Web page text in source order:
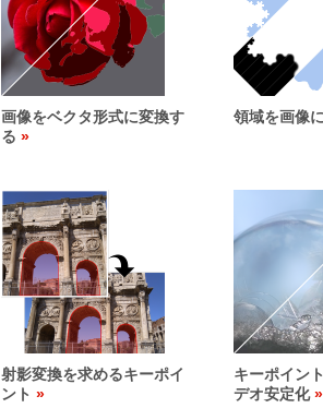
画像をベクタ形式に変換す
る
領域を画像
射影変換を求めるキーポイ
ント
キーポイン
デオ安定化